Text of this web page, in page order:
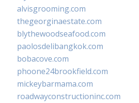
alvisgrooming.com
thegeorginaestate.com
blythewoodseafood.com
paolosdelibangkok.com
bobacove.com
phoone24brookfield.com
mickeybarmama.com
roadwayconstructioninc.com